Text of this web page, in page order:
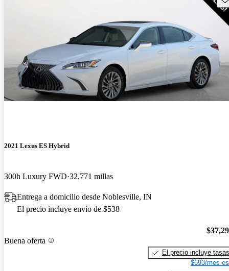
2021 Lexus ES Hybrid
300h Luxury FWD 32,771 millas
Entrega a domicilio desde Noblesville, IN
El precio incluye envío de $538
Buena oferta
El precio incluye tasas
$693/mes